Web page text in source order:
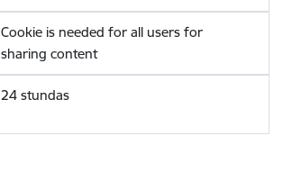
Cookie is needed for all users for
sharing content
24 stundas